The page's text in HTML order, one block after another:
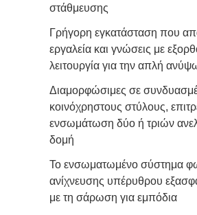
στάθμευσης
Γρήγορη εγκατάσταση που
εργαλεία και γνώσεις με
λειτουργία για την απλή
Διαμορφώσιμες σε
κοινόχρηστους στύλους,
ενσωμάτωση δύο ή τριών
δομή
Το ενσωματωμένο σύστημα
ανίχνευσης υπέρυθρου
με τη σάρωση για εμπόδια